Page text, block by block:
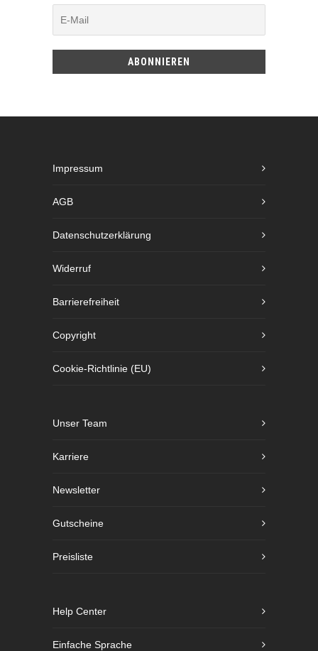
Impressum
AGB
Datenschutzerklärung
Widerruf
Barrierefreiheit
Copyright
Cookie-Richtlinie (EU)
Unser Team
Karriere
Newsletter
Gutscheine
Preisliste
Help Center
Einfache Sprache